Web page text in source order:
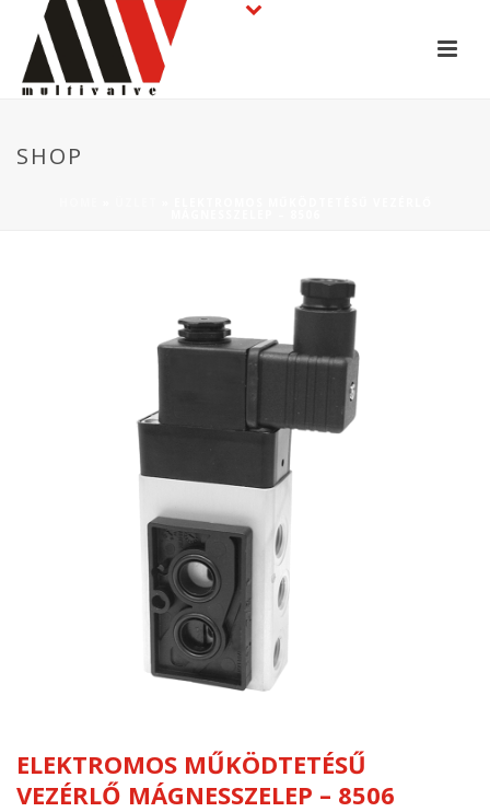
SHOP
ELEKTROMOS MŰKÖDTETÉSŰ
VEZÉRLŐ MÁGNESSZELEP – 8506